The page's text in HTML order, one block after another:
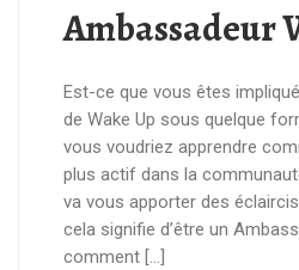
Ambassadeur
Est-ce que vous êtes
de Wake Up sous quelque
vous voudriez apprendre
plus actif dans la
va vous apporter des
cela signifie d’être un
comment […]